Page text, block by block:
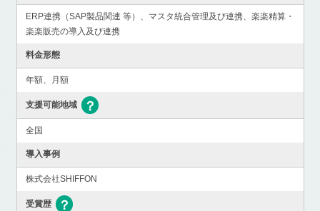
ERP連携（SAP製品関連 等）、マスタ統合管理及び連携、楽楽精算・
楽楽販売の導入及び連携
料金形態
年額、月額
支援可能地域
全国
導入事例
株式会社SHIFFON
受賞歴